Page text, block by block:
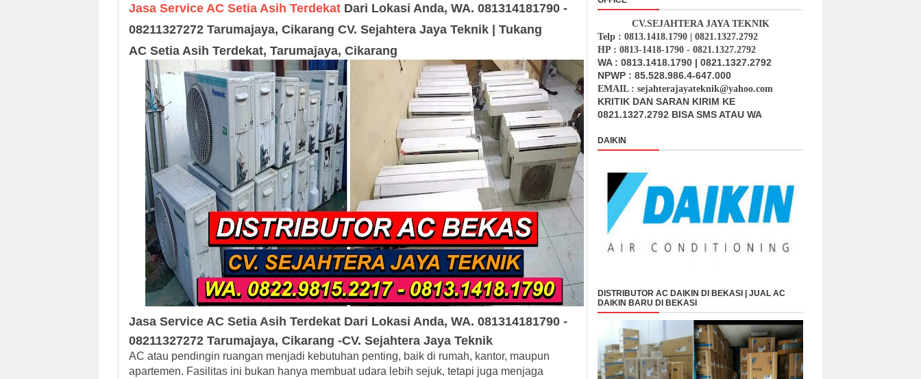
Jasa Service AC Setia Asih Terdekat Dari Lokasi Anda, WA. 081314181790 -
08211327272 Tarumajaya, Cikarang CV. Sejahtera Jaya Teknik | Tukang
AC Setia Asih Terdekat, Tarumajaya, Cikarang
Jasa Service AC Setia Asih Terdekat Dari Lokasi Anda, WA. 081314181790 -
08211327272 Tarumajaya, Cikarang -CV. Sejahtera Jaya Teknik
AC atau pendingin ruangan menjadi kebutuhan penting, baik di rumah, kantor, maupun
apartemen. Fasilitas ini bukan hanya membuat udara lebih sejuk, tetapi juga menjaga
CV.SEJAHTERA JAYA TEKNIK
Telp : 0813.1418.1790 | 0821.1327.2792
HP : 0813-1418-1790 - 0821.1327.2792
WA : 0813.1418.1790 | 0821.1327.2792
NPWP : 85.528.986.4-647.000
EMAIL : sejahterajayateknik@yahoo.com
KRITIK DAN SARAN KIRIM KE
0821.1327.2792 BISA SMS ATAU WA
DAIKIN
DISTRIBUTOR AC DAIKIN DI BEKASI | JUAL AC
DAIKIN BARU DI BEKASI